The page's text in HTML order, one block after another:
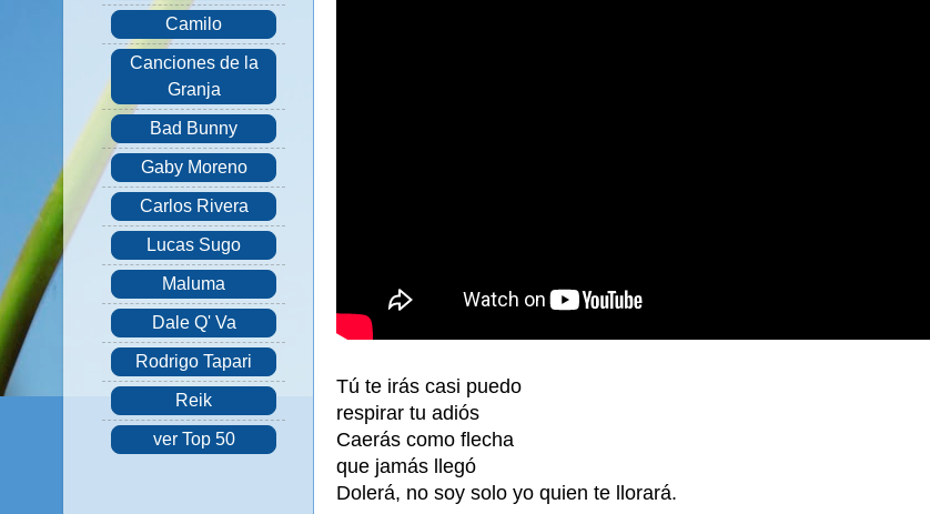
Tú te irás casi puedo
respirar tu adiós
Caerás como flecha
que jamás llegó
Dolerá, no soy solo yo quien te llorará.
Camilo
Canciones de la
Granja
Bad Bunny
Gaby Moreno
Carlos Rivera
Lucas Sugo
Maluma
Dale Q' Va
Rodrigo Tapari
Reik
ver Top 50